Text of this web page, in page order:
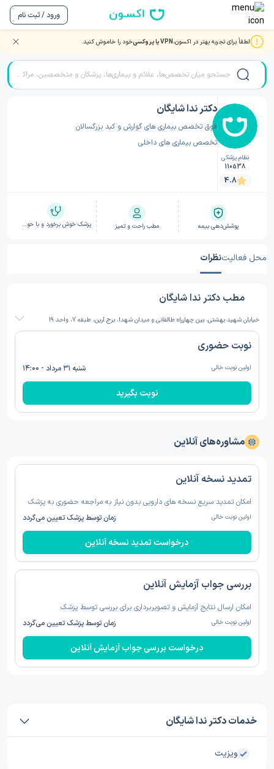
ورود / ثبت نام
لطفاً برای تجربه بهتر در اکسون،VPN یا پروکسی خود را خاموش کنید. صفحه اصلی/دکتر گوارش و کبد/دکتر گوارش و کبد کرج/ دکتر ندا شایگان
نظام پزشکی
110538
4.8
دکتر ندا شایگان
فوق تخصص بیماری های گوارش و کبد بزرگسالان
تخصص بیماری های داخلی
پوشش‌دهی بیمه مطب راحت و تمیز پزشک خوش برخورد و با حوصله
محل فعالیتنظرات
مطب دکتر ندا شایگان
خیابان شهید بهشتی، بین چهارراه طالقانی و میدان شهدا، برج آرین، طبقه 7، واحد 19
نوبت حضوری
اولین نوبت خالی شنبه ۳۱ مرداد - ۱۴:۰۰
نوبت بگیرید
مشاوره‌های آنلاین
تمدید نسخه‌ آنلاین
امکان تمدید سریع نسخه های دارویی بدون نیاز به مراجعه حضوری به پزشک
اولین نوبت خالی زمان توسط پزشک تعیین می‌گردد
درخواست تمدید نسخه‌ آنلاین
بررسی جواب آزمایش آنلاین
امکان ارسال نتایج آزمایش و تصویربرداری برای بررسی توسط پزشک
اولین نوبت خالی زمان توسط پزشک تعیین می‌گردد
درخواست بررسی جواب آزمایش آنلاین
خدمات دکتر ندا شایگان
ویزیت